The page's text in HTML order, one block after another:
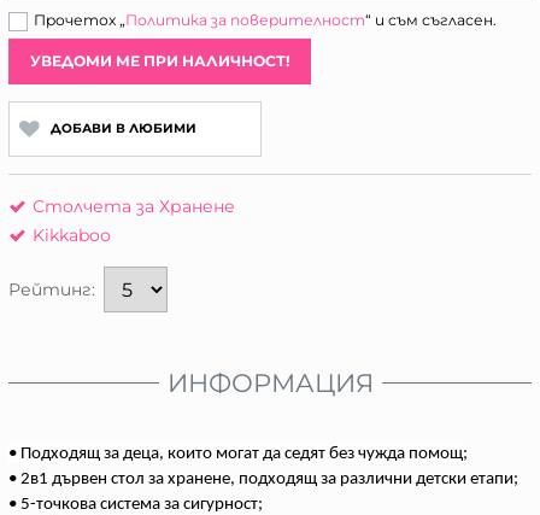
Прочетох „Политика за поверителност“ и съм съгласен.
УВЕДОМИ МЕ ПРИ НАЛИЧНОСТ!
ДОБАВИ В ЛЮБИМИ
Столчета за Хранене
Kikkaboo
Рейтинг:
ИНФОРМАЦИЯ
• Подходящ за деца, които могат да седят без чужда помощ;
• 2в1 дървен стол за хранене, подходящ за различни детски етапи;
• 5-точкова система за сигурност;